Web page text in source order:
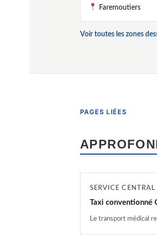
Faremoutiers
Voir toutes les zones
PAGES LIÉES
SERVICE CENTRAL
Taxi conventionné
Le transport médical